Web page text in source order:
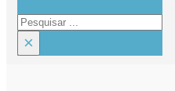
Pesquisar
×